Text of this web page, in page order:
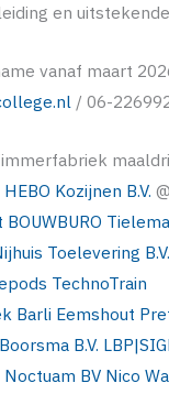
en
vanaf maart
/ 06-
HEBO Kozijnen B.V.
BOUWBURO
Toelevering B.V.
TechnoTrain
Barli Eemshout
Boorsma B.V.
Noctuam BV Nico